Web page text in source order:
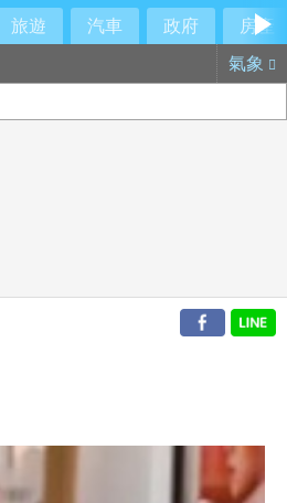
旅遊 汽車 政府
房產
氣象